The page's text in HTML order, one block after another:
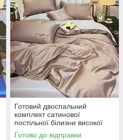
Готовий двоспальний
комплект сатинової
постільної білизни високої
якості Розмір 2.0
Готово до відправки